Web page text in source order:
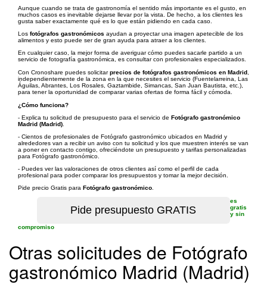
Aunque cuando se trata de gastronomía el sentido más importante es el gusto, en
muchos casos es inevitable dejarse llevar por la vista. De hecho, a los clientes les
gusta saber exactamente qué es lo que están pidiendo en cada caso.
Los fotógrafos gastronómicos ayudan a proyectar una imagen apetecible de los
alimentos y esto puede ser de gran ayuda para atraer a los clientes.
En cualquier caso, la mejor forma de averiguar cómo puedes sacarle partido a un
servicio de fotografía gastronómica, es consultar con profesionales especializados.
Con Cronoshare puedes solicitarprecios de fotógrafos gastronómicos en Madrid
independientemente de la zona en la que necesites el servicio (Fuentelarreina, Las
Águilas, Abrantes, Los Rosales, Gaztambide, Simancas, San Juan Bautista, etc.),
para tener la oportunidad de comparar varias ofertas de forma fácil y cómoda.
¿Cómo funciona?
- Explica tu solicitud de presupuesto para el servicio de Fotógrafo gastronómico
Madrid (Madrid)
- Cientos de profesionales de Fotógrafo gastronómico ubicados en Madrid y
alrededores van a recibir un aviso con tu solicitud y los que muestren interés se van
a poner en contacto contigo, ofreciéndote un presupuesto y tarifas personalizadas
para Fotógrafo gastronómico.
- Puedes ver las valoraciones de otros clientes así como el perfil de cada
profesional para poder comparar los presupuestos y tomar la mejor decisión.
Pide precio Gratis para Fotógrafo gastronómico
es
gratis
y sin
compromiso
Otras solicitudes de Fotógrafo
gastronómico Madrid (Madrid)